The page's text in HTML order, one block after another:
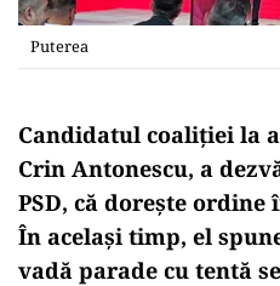
Puterea
Candidatul coaliției la
Crin Antonescu, a
PSD, că dorește
În același timp, el
vadă parade cu tentă